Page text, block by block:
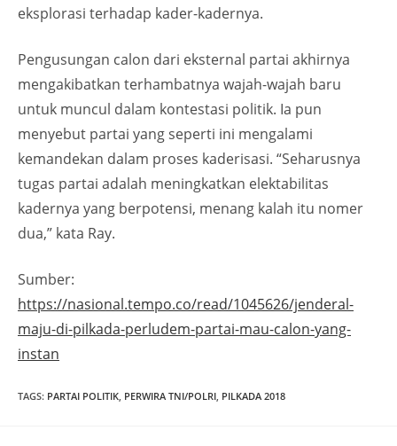
eksplorasi terhadap kader-kadernya.
Pengusungan calon dari eksternal partai akhirnya
mengakibatkan terhambatnya wajah-wajah baru
untuk muncul dalam kontestasi politik. Ia pun
menyebut partai yang seperti ini mengalami
kemandekan dalam proses kaderisasi. “Seharusnya
tugas partai adalah meningkatkan elektabilitas
kadernya yang berpotensi, menang kalah itu nomer
dua,” kata Ray.
Sumber:
https://nasional.tempo.co/read/1045626/jenderal-
maju-di-pilkada-perludem-partai-mau-calon-yang-
instan
TAGS: PARTAI POLITIK, PERWIRA TNI/POLRI, PILKADA 2018